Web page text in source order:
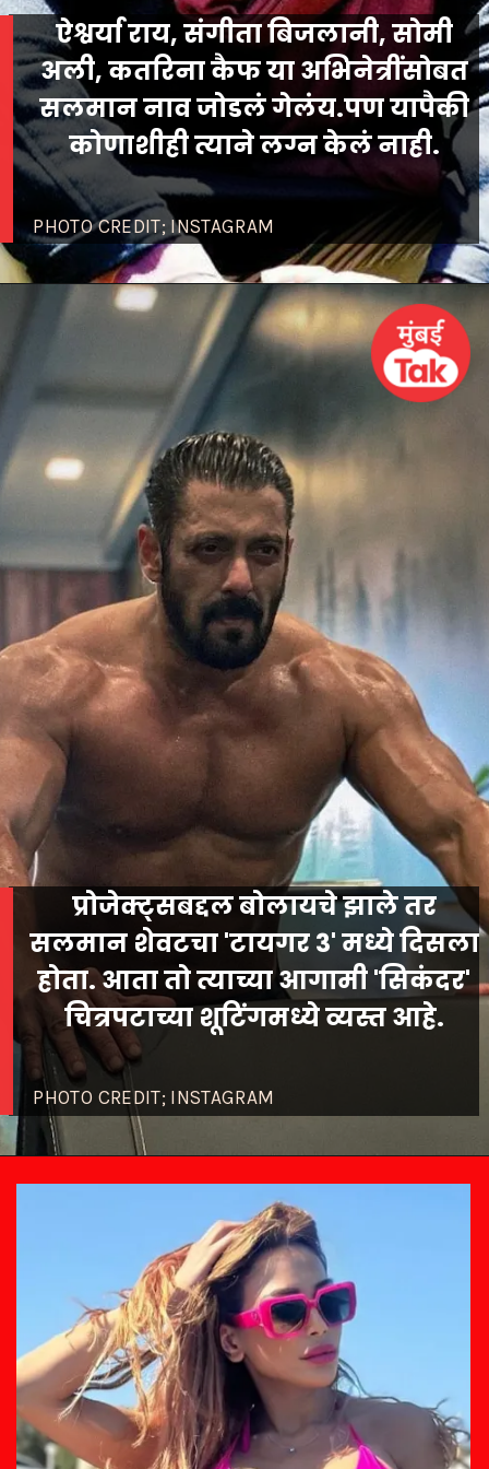
PHOTO CREDIT; INSTAGRAM
ऐश्वर्या राय, संगीता बिजलानी, सोमी
अली, कतरिना कैफ या अभिनेत्रींसोबत
सलमान नाव जोडलं गेलंय.पण यापैकी
कोणाशीही त्याने लग्न केलं नाही.
PHOTO CREDIT; INSTAGRAM
प्रोजेक्ट्सबद्दल बोलायचे झाले तर
सलमान शेवटचा 'टायगर 3' मध्ये दिसला
होता. आता तो त्याच्या आगामी 'सिकंदर'